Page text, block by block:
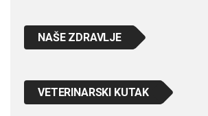
NAŠE ZDRAVLJE
VETERINARSKI KUTAK